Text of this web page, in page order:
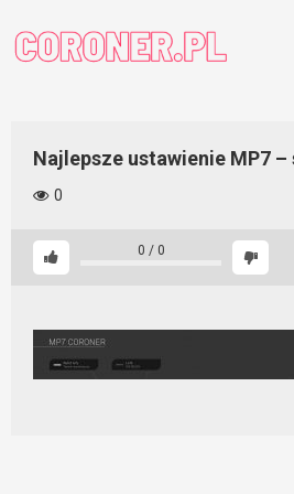
content
Najlepsze ustawienie MP7 –
0
0 / 0